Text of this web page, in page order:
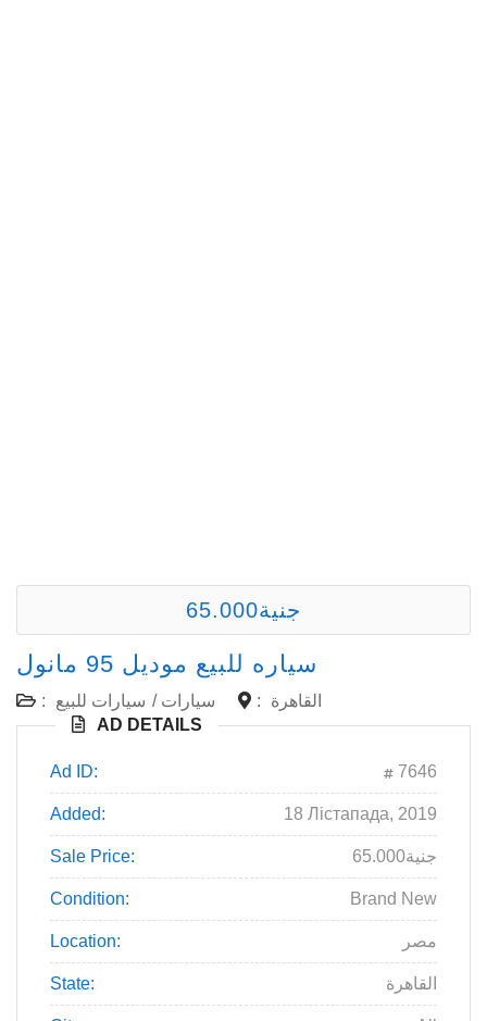
65.000جنية
سياره للبيع موديل 95 مانول
: سيارات / سيارات للبيع :
القاهرة
AD DETAILS
Ad ID: 7646
Added: 18 Лістапада, 2019
Sale Price: 65.000جنية
Condition: Brand New
Location: مصر
State: القاهرة